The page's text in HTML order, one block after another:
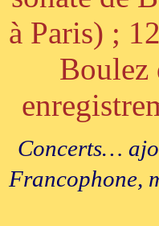
à Paris) ;
Boulez
Concerts…
Francophone,